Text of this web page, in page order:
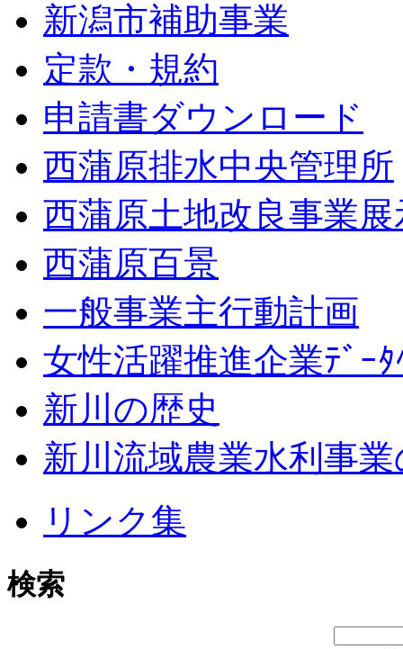
新潟市補助事業
定款・規約
申請書ダウンロード
西蒲原排水中央管理所
西蒲原土地改良事業展
西蒲原百景
一般事業主行動計画
女性活躍推進企業ﾃﾞｰﾀ
新川の歴史
新川流域農業水利事
リンク集
検索